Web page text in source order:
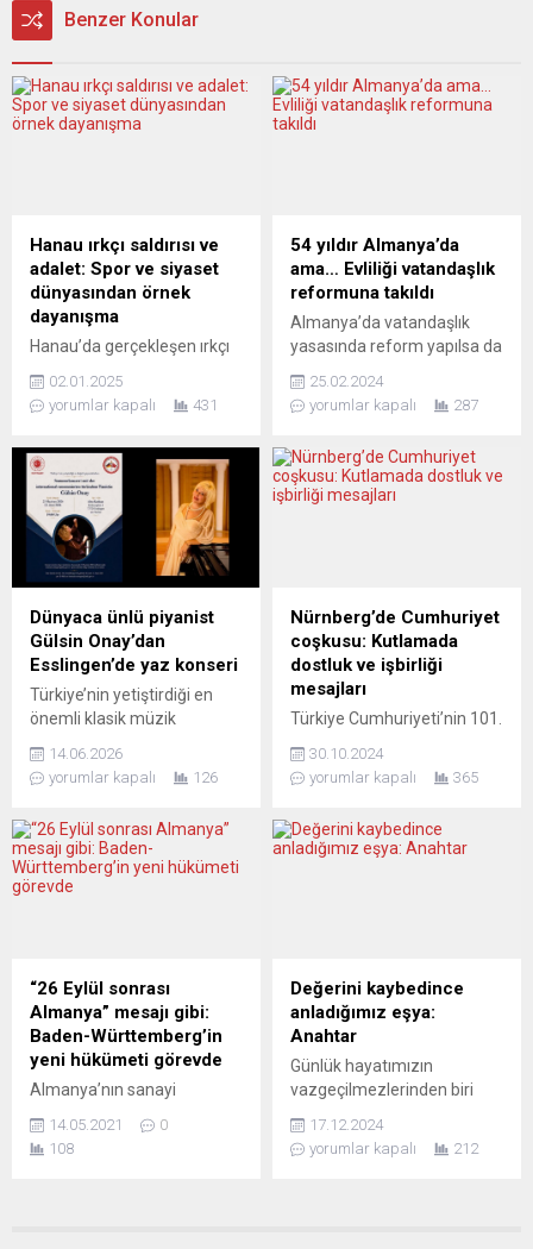
Benzer Konular
Hanau ırkçı saldırısı ve
adalet: Spor ve siyaset
dünyasından örnek
dayanışma
Hanau’da gerçekleşen ırkçı
izlerini sahneye taşıyan
Stuttgart Theaterhaus’un
belgesel tiyatro
prodüksiyonuna spor ve
siyaset dünyası da sahip
çıkmaya devam ediyor.
Kültür ve sanat derneği
Turkuaz e.V. ve Nazım
Hikmet Kültür Merkezi
Stuttgart (NHKM) işbirliği ile
özel seyirci kontenjanıyla
gerçekleşen gösterimin
davetlileri arasında...
02.01.2025
yorumlar kapalı
431
54 yıldır Almanya’da
ama… Evliliği vatandaşlık
reformuna takıldı
Almanya’da vatandaşlık
yasasında reform yapılsa da
ediyor. Çorumlu 76 yaşındaki
Cemalettin Tüfek’in evliliği
Tüfek 1970 yılında yani
bundan tam 54 yıl önce
2011 yılında emekli oldu.
Tüfek...
25.02.2024
yorumlar kapalı
287
Dünyaca ünlü piyanist
Gülsin Onay’dan
Esslingen’de yaz konseri
Türkiye’nin yetiştirdiği en
önemli klasik müzik
alanda büyük saygınlığa
sahip piyanist Gülsin Onay,
kentinde müzikseverlerle
buluşacak. Türkiye
Cumhuriyeti Stuttgart
düzenlenen yaz konserinde,
dünyaca tanınan piyanist
Gülsin Onay sahne alacak.
Klasik müzik dünyasının
seçkin isimleri arasında
gösterilen sanatçı, 23...
14.06.2026
yorumlar kapalı
126
Nürnberg’de Cumhuriyet
coşkusu: Kutlamada
dostluk ve işbirliği
mesajları
Türkiye Cumhuriyeti’nin 101.
Başkonsolosu Fatma Taşan
Cebeci’nin ev sahipliğinde
düzenlenen coşkulu bir
resepsiyonla kutlandı.
Cumhurbaşkanı Erdoğan’ın
kutlama mesajı dinlendi.
Resepsiyona Bavyera
Entegrasyon Bakanı
Joachim Hermann, Orta
Frankonya Emniyet Müdürü
Adolf...
30.10.2024
yorumlar kapalı
365
“26 Eylül sonrası
Almanya” mesajı gibi:
Baden-Württemberg’in
yeni hükümeti görevde
Almanya’nın sanayi
Württemberg (BaWü)
eyaletinde ikinci dönem
14.05.2021
0
108
Değerini kaybedince
anladığımız eşya:
Anahtar
Günlük hayatımızın
vazgeçilmezlerinden biri
önemsenmez. Ancak
kaybolduğunda veya
17.12.2024
yorumlar kapalı
212